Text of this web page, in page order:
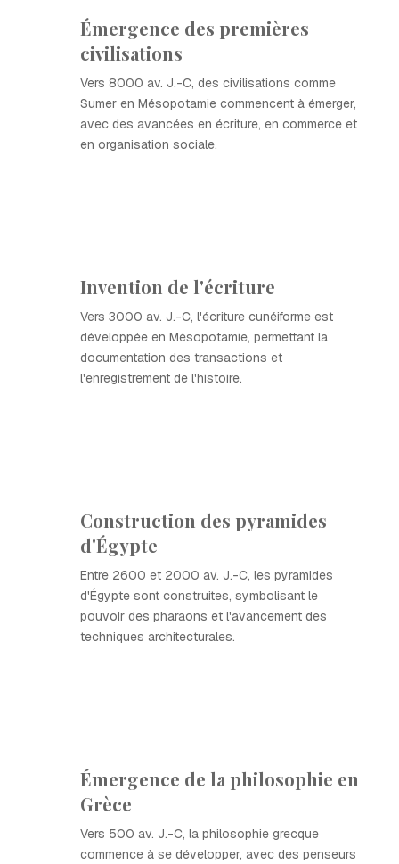
Émergence des premières
civilisations
Vers 8000 av. J.-C, des civilisations comme
Sumer en Mésopotamie commencent à émerger,
avec des avancées en écriture, en commerce et
en organisation sociale.
Invention de l'écriture
Vers 3000 av. J.-C, l'écriture cunéiforme est
développée en Mésopotamie, permettant la
documentation des transactions et
l'enregistrement de l'histoire.
Construction des pyramides
d'Égypte
Entre 2600 et 2000 av. J.-C, les pyramides
d'Égypte sont construites, symbolisant le
pouvoir des pharaons et l'avancement des
techniques architecturales.
Émergence de la philosophie en
Grèce
Vers 500 av. J.-C, la philosophie grecque
commence à se développer, avec des penseurs